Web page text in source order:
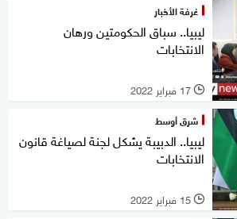
غرفة الأخبار
ليبيا.. سباق الحكومتين ورهان
الانتخابات
l 17 فبراير 2022
شرق أوسط
ليبيا.. الدبيبة يشكل لجنة لصياغة قانون
الانتخابات
l 15 فبراير 2022